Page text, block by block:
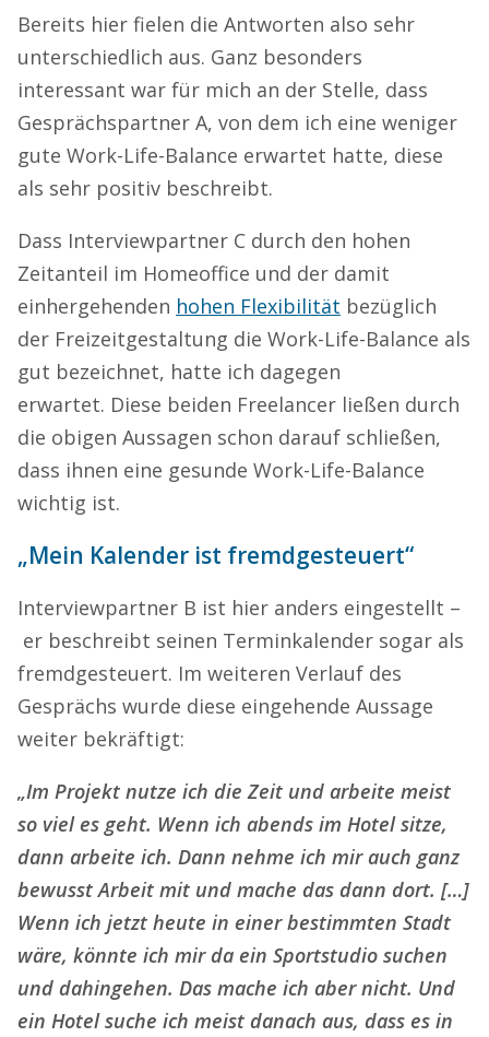
Bereits hier fielen die Antworten also sehr
unterschiedlich aus. Ganz besonders
interessant war für mich an der Stelle, dass
Gesprächspartner A, von dem ich eine weniger
gute Work-Life-Balance erwartet hatte, diese
als sehr positiv beschreibt.
Dass Interviewpartner C durch den hohen
Zeitanteil im Homeoffice und der damit
einhergehenden hohen Flexibilität bezüglich
der Freizeitgestaltung die Work-Life-Balance als
gut bezeichnet, hatte ich dagegen
erwartet. Diese beiden Freelancer ließen durch
die obigen Aussagen schon darauf schließen,
dass ihnen eine gesunde Work-Life-Balance
wichtig ist.
„Mein Kalender ist fremdgesteuert“
Interviewpartner B ist hier anders eingestellt –
er beschreibt seinen Terminkalender sogar als
fremdgesteuert. Im weiteren Verlauf des
Gesprächs wurde diese eingehende Aussage
weiter bekräftigt:
„Im Projekt nutze ich die Zeit und arbeite meist
so viel es geht. Wenn ich abends im Hotel sitze,
dann arbeite ich. Dann nehme ich mir auch ganz
bewusst Arbeit mit und mache das dann dort. […]
Wenn ich jetzt heute in einer bestimmten Stadt
wäre, könnte ich mir da ein Sportstudio suchen
und dahingehen. Das mache ich aber nicht. Und
ein Hotel suche ich meist danach aus, dass es in